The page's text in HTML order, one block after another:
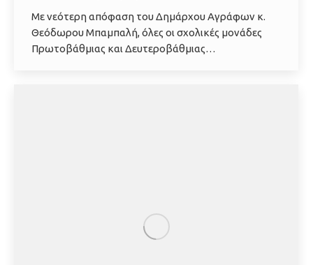
Με νεότερη απόφαση του Δημάρχου Αγράφων κ.
Θεόδωρου Μπαμπαλή, όλες οι σχολικές μονάδες
Πρωτοβάθμιας και Δευτεροβάθμιας…